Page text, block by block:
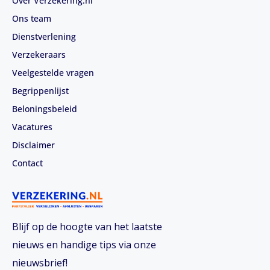
Blijf op de hoogte van het laatste
nieuws en handige tips via onze
nieuwsbrief!
Ons team
Dienstverlening
Verzekeraars
Veelgestelde vragen
Begrippenlijst
Beloningsbeleid
Vacatures
Disclaimer
Contact